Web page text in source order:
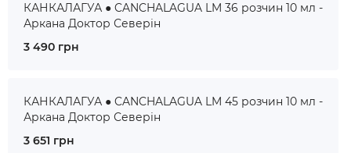
КАНКАЛАГУА ● CANCHALAGUA LM 36 розчин 10 мл -
Аркана Доктор Северін
3 490 грн
КАНКАЛАГУА ● CANCHALAGUA LM 45 розчин 10 мл -
Аркана Доктор Северін
3 651 грн